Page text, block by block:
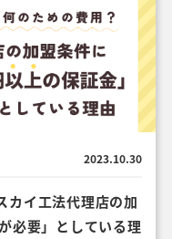
2023.10.30
カイ工法代理店の加
必要」としている理